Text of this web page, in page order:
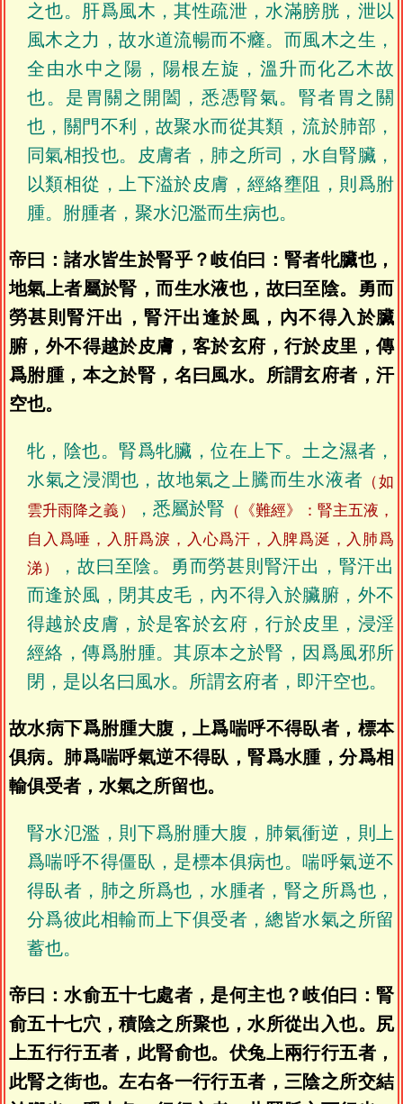
之也。肝爲風木，其性疏泄，水滿膀胱，泄以
風木之力，故水道流暢而不癃。而風木之生，
全由水中之陽，陽根左旋，溫升而化乙木故
也。是胃關之開闔，悉憑腎氣。腎者胃之關
也，關門不利，故聚水而從其類，流於肺部，
同氣相投也。皮膚者，肺之所司，水自腎臟，
以類相從，上下溢於皮膚，經絡壅阻，則爲胕
腫。胕腫者，聚水氾濫而生病也。
帝曰：諸水皆生於腎乎？岐伯曰：腎者牝臟也，
地氣上者屬於腎，而生水液也，故曰至陰。勇而
勞甚則腎汗出，腎汗出逢於風，內不得入於臟
腑，外不得越於皮膚，客於玄府，行於皮里，傳
爲胕腫，本之於腎，名曰風水。所謂玄府者，汗
空也。
牝，陰也。腎爲牝臟，位在上下。土之濕者，
水氣之浸潤也，故地氣之上騰而生水液者 （如
雲升雨降之義）
，悉屬於腎 （《難經》：腎主五液，
自入爲唾，入肝爲淚，入心爲汗，入脾爲涎，入肺爲
涕）
，故曰至陰。勇而勞甚則腎汗出，腎汗出
而逢於風，閉其皮毛，內不得入於臟腑，外不
得越於皮膚，於是客於玄府，行於皮里，浸淫
經絡，傳爲胕腫。其原本之於腎，因爲風邪所
閉，是以名曰風水。所謂玄府者，即汗空也。
故水病下爲胕腫大腹，上爲喘呼不得臥者，標本
俱病。肺爲喘呼氣逆不得臥，腎爲水腫，分爲相
輸俱受者，水氣之所留也。
腎水氾濫，則下爲胕腫大腹，肺氣衝逆，則上
爲喘呼不得僵臥，是標本俱病也。喘呼氣逆不
得臥者，肺之所爲也，水腫者，腎之所爲也，
分爲彼此相輸而上下俱受者，總皆水氣之所留
蓄也。
帝曰：水俞五十七處者，是何主也？岐伯曰：腎
俞五十七穴，積陰之所聚也，水所從出入也。尻
上五行行五者，此腎俞也。伏兔上兩行行五者，
此腎之街也。左右各一行行五者，三陰之所交結